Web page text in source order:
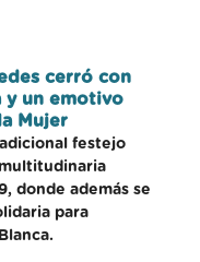
cerró con
y un emotivo
Mujer
festejo
donde además se
para